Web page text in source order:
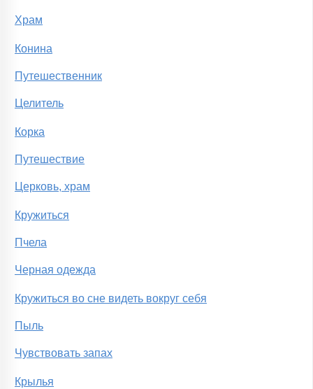
Храм
Конина
Путешественник
Целитель
Корка
Путешествие
Церковь, храм
Кружиться
Пчела
Черная одежда
Кружиться во сне видеть вокруг себя
Пыль
Чувствовать запах
Крылья